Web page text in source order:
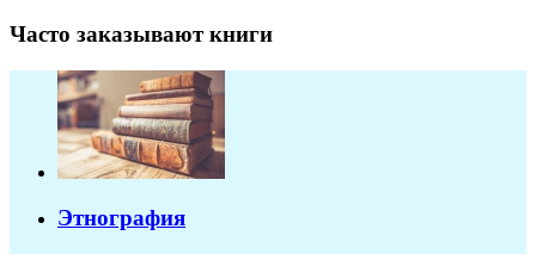
Часто заказывают книги
Этнография